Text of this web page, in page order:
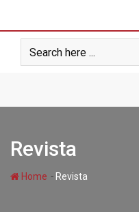
content
Revista
Home - Revista